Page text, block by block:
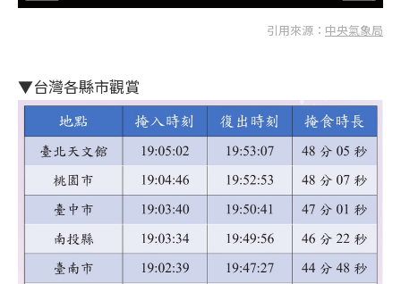
引用來源： 中央氣象局
▼台灣各縣市觀賞